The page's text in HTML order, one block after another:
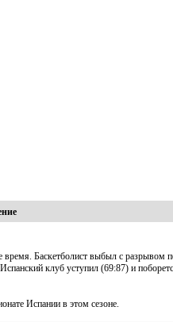
Баскетболист выбыл с разрывом
клуб уступил (69:87) и
Испании в этом сезоне.